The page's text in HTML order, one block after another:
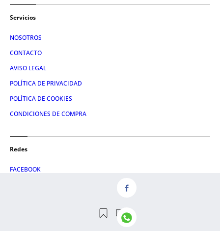
Servicios
NOSOTROS
CONTACTO
AVISO LEGAL
POLÍTICA DE PRIVACIDAD
POLÍTICA DE COOKIES
CONDICIONES DE COMPRA
Redes
FACEBOOK